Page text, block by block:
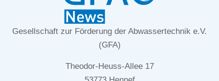
Gesellschaft zur Förderung der Abwassertechnik e.V.
(GFA)
Theodor-Heuss-Allee 17